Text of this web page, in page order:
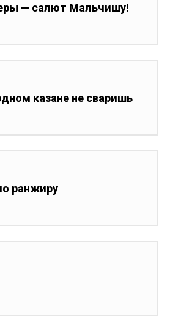
— салют Мальчишу!
казане не сваришь
ранжиру